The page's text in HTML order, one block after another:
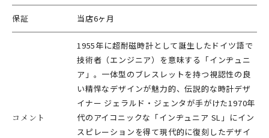
保証 当店6ヶ月
コメント
1955年に超耐磁時計として誕生したドイツ語で
技術者（エンジニア）を意味する「インヂュニ
ア」。一体型のブレスレットを持つ視認性の良
い精悍なデザインが魅力的、伝説的な時計デザ
イナー ジェラルド・ジェンタが手がけた1970年
代のアイコニックな「インヂュニア SL」にイン
スピレーションを得て現代的に復刻したデザイ